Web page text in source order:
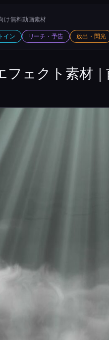
け 無料動画素材
イン リーチ・予告 放出・閃光
フェクト素材